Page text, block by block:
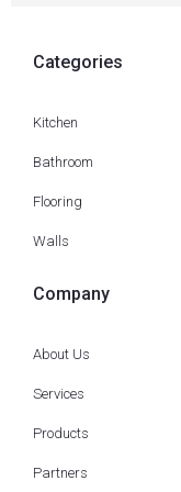
Categories
Kitchen
Bathroom
Flooring
Walls
Company
About Us
Services
Products
Partners